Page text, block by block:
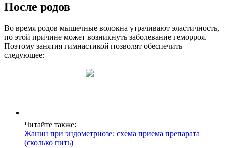
После родов
Во время родов мышечные волокна утрачивают эластичность,
по этой причине может возникнуть заболевание геморроя.
Поэтому занятия гимнастикой позволят обеспечить
следующее:
Читайте также:
Жанин при эндометриозе: схема приема препарата
(сколько пить)